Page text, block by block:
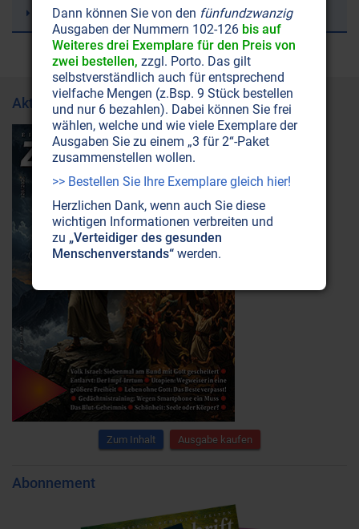
Sergej N. Lazarev
Aktuelle Ausgabe
Zum Inhalt Ausgabe kaufen
Abonnement
Dann können Sie von den fünfundzwanzig
Ausgaben der Nummern 102-126 bis auf
Weiteres drei Exemplare für den Preis von
zwei bestellen, zzgl. Porto. Das gilt
selbstverständlich auch für entsprechend
vielfache Mengen (z.Bsp. 9 Stück bestellen
und nur 6 bezahlen). Dabei können Sie frei
wählen, welche und wie viele Exemplare der
Ausgaben Sie zu einem „3 für 2“-Paket
zusammenstellen wollen.
>> Bestellen Sie Ihre Exemplare gleich hier!
Herzlichen Dank, wenn auch Sie diese
wichtigen Informationen verbreiten und
zu „Verteidiger des gesunden
Menschenverstands“ werden.